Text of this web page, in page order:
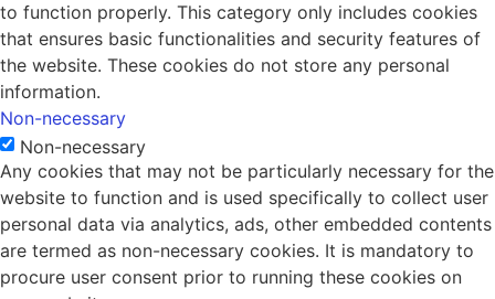
to function properly. This category only includes cookies
that ensures basic functionalities and security features of
the website. These cookies do not store any personal
information.
Non-necessary
Non-necessary
Any cookies that may not be particularly necessary for the
website to function and is used specifically to collect user
personal data via analytics, ads, other embedded contents
are termed as non-necessary cookies. It is mandatory to
procure user consent prior to running these cookies on